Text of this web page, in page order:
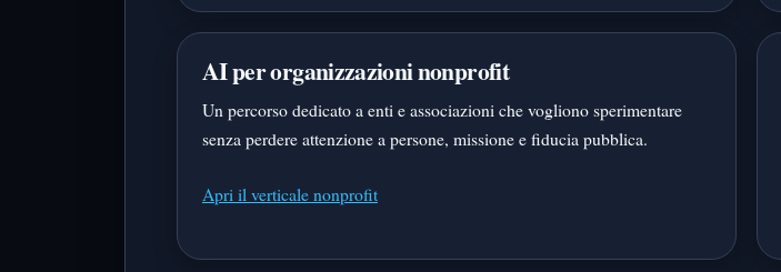
AI per organizzazioni nonprofit
Un percorso dedicato a enti e associazioni che vogliono sperimentare
senza perdere attenzione a persone, missione e fiducia pubblica.
Apri il verticale nonprofit